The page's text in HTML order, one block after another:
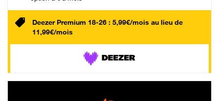
Deezer Premium 18-26 : 5,99€/mois au lieu de
11,99€/mois